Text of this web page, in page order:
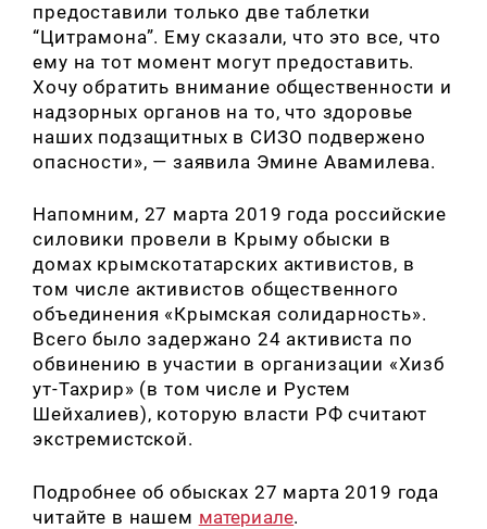
предоставили только две таблетки
“Цитрамона”. Ему сказали, что это все, что
ему на тот момент могут предоставить.
Хочу обратить внимание общественности и
надзорных органов на то, что здоровье
наших подзащитных в СИЗО подвержено
опасности», — заявила Эмине Авамилева.
Напомним, 27 марта 2019 года российские
силовики провели в Крыму обыски в
домах крымскотатарских активистов, в
том числе активистов общественного
объединения «Крымская солидарность».
Всего было задержано 24 активиста по
обвинению в участии в организации «Хизб
ут-Тахрир» (в том числе и Рустем
Шейхалиев), которую власти РФ считают
экстремистской.
Подробнее об обысках 27 марта 2019 года
читайте в нашем материале.